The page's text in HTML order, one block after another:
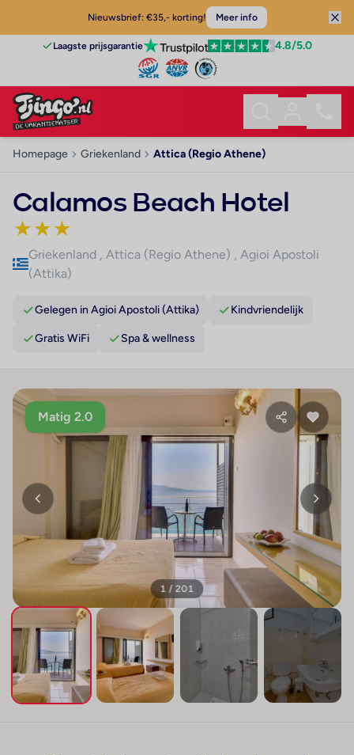
Nieuwsbrief: €35,- korting! Meer info
Laagste prijsgarantie 4.8/5.0
Homepage Griekenland Attica (Regio Athene)
Calamos Beach Hotel
★★★
Griekenland , Attica (Regio Athene) , Agioi Apostoli
(Attika)
Gelegen in Agioi Apostoli (Attika) Kindvriendelijk
Gratis WiFi Spa & wellness
Matig 2.0
1 / 201